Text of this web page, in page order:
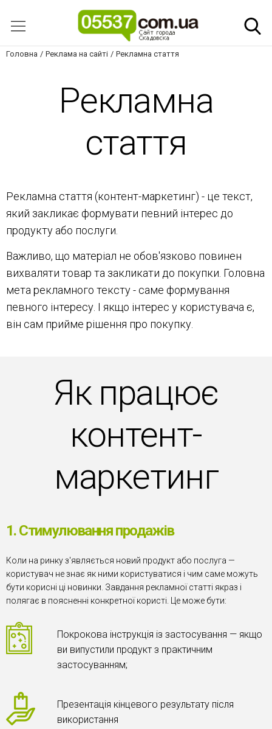
Головна Реклама на сайті Рекламна стаття
Рекламна
стаття
Рекламна стаття (контент-маркетинг) - це текст,
який закликає формувати певний інтерес до
продукту або послуги.
Важливо, що матеріал не обов'язково повинен
вихваляти товар та закликати до покупки. Головна
мета рекламного тексту - саме формування
певного інтересу. І якщо інтерес у користувача є,
він сам прийме рішення про покупку.
Як працює
контент-
маркетинг
1. Cтимулювання продажів
Коли на ринку з'являється новий продукт або послуга —
користувач не знає як ними користуватися і чим саме можуть
бути корисні ці новинки. Завдання рекламної статті якраз і
полягає в поясненні конкретної користі. Це може бути:
Покрокова інструкція із застосування — якщо
ви випустили продукт з практичним
застосуванням;
Презентація кінцевого результату після
використання